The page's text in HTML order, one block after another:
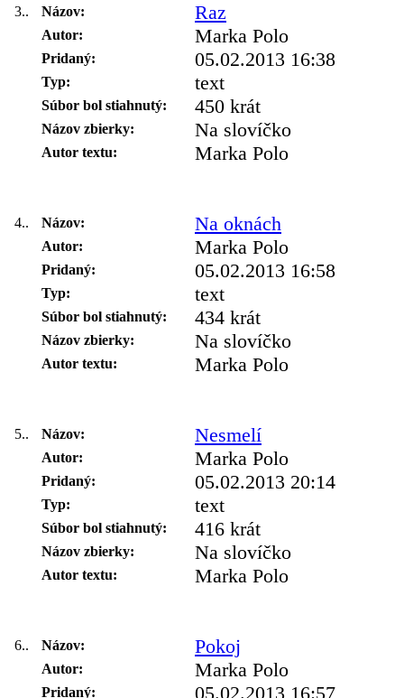
3.. Názov: Raz
Autor: Marka Polo
Pridaný: 05.02.2013 16:38
Typ: text
Súbor bol stiahnutý: 450 krát
Názov zbierky: Na slovíčko
Autor textu: Marka Polo
4.. Názov: Na oknách
Autor: Marka Polo
Pridaný: 05.02.2013 16:58
Typ: text
Súbor bol stiahnutý: 434 krát
Názov zbierky: Na slovíčko
Autor textu: Marka Polo
5.. Názov: Nesmelí
Autor: Marka Polo
Pridaný: 05.02.2013 20:14
Typ: text
Súbor bol stiahnutý: 416 krát
Názov zbierky: Na slovíčko
Autor textu: Marka Polo
6.. Názov: Pokoj
Autor: Marka Polo
Pridaný: 05.02.2013 16:57